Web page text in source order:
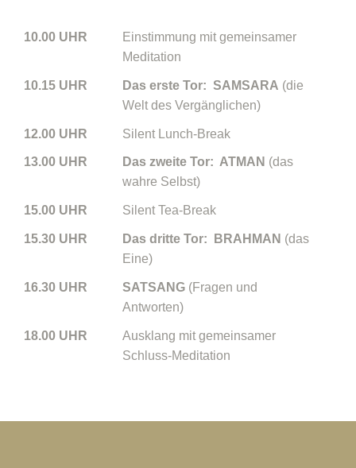
10.00 UHR
Einstimmung mit gemeinsamer
Meditation
10.15 UHR Das erste Tor: SAMSARA (die
Welt des Vergänglichen)
12.00 UHR Silent Lunch-Break
13.00 UHR Das zweite Tor: ATMAN (das
wahre Selbst)
15.00 UHR Silent Tea-Break
15.30 UHR Das dritte Tor: BRAHMAN (das
Eine)
16.30 UHR SATSANG (Fragen und
Antworten)
18.00 UHR
Ausklang mit gemeinsamer
Schluss-Meditation